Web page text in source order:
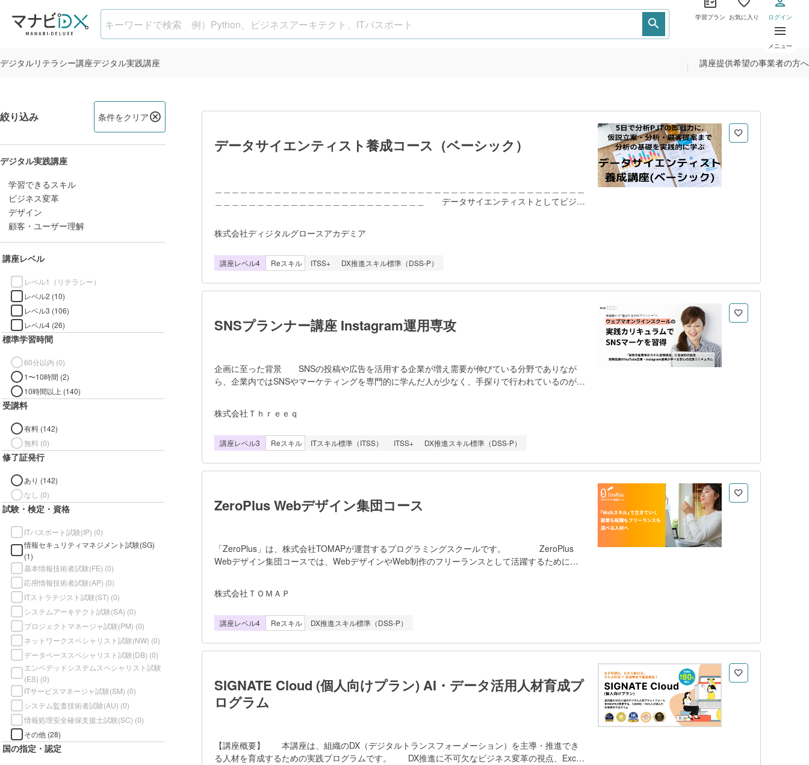
学習プラン お気に入り ログイン
メニュー
デジタルリテラシー講座デジタル実践講座 講座提供希望の事業者の方へ
デジタル実践講座
絞り込み 条件をクリア
デジタル実践講座
学習できるスキル
ビジネス変革
デザイン
顧客・ユーザー理解
講座レベル
レベル1（リテラシー）
レベル2 (10)
レベル3 (106)
レベル4 (26)
標準学習時間
60分以内 (0)
1〜10時間 (2)
10時間以上 (140)
受講料
有料 (142)
無料 (0)
修了証発行
あり (142)
なし (0)
試験・検定・資格
ITパスポート試験(IP) (0)
情報セキュリティマネジメント試験(SG)
(1)
基本情報技術者試験(FE) (0)
応用情報技術者試験(AP) (0)
ITストラテジスト試験(ST) (0)
システムアーキテクト試験(SA) (0)
プロジェクトマネージャ試験(PM) (0)
ネットワークスペシャリスト試験(NW) (0)
データベーススペシャリスト試験(DB) (0)
エンベデッドシステムスペシャリスト試験
(ES) (0)
ITサービスマネージャ試験(SM) (0)
システム監査技術者試験(AU) (0)
情報処理安全確保支援士試験(SC) (0)
その他 (28)
国の指定・認定
データサイエンティスト養成コース（ベーシック）
＿＿＿＿＿＿＿＿＿＿＿＿＿＿＿＿＿＿＿＿＿＿＿＿＿ データサイエンティストとしてビジネ
す。 ＿＿＿＿＿＿＿＿＿＿＿＿＿＿＿＿＿＿＿＿＿＿＿＿＿＿＿＿＿＿＿＿＿＿＿＿
＿＿＿＿＿＿＿＿＿＿＿＿＿＿＿＿＿＿＿＿＿＿＿＿＿＿＿＿＿＿＿＿＿
株式会社ディジタルグロースアカデミア
講座レベル4 Reスキル ITSS+ DX推進スキル標準（DSS-P）
SNSプランナー講座 Instagram運用専攻
企画に至った背景 SNSの投稿や広告を活用する企業が増え需要が伸びている分野でありなが
ら、企業内ではSNSやマーケティングを専門的に学んだ人が少なく、手探りで行われているのが現
運用するといった性質の業務分野であるため、マーケティングと各SNSの仕組み、分析の見方を体
系的に学んだ方がスムーズにうまくいく傾向にあります。 そこでオンラインでインストラクタ
を通して学ぶ機会を増やすべく本講座を開講しました。 フェーズ1 SNS全体の基礎 フェ
ーズ5 専攻コース・総括 （本番環境でアカウントを設計、投稿の計画、投稿物の作成、数値
株式会社Ｔｈｒｅｅｑ
講座レベル3 Reスキル ITスキル標準（ITSS） ITSS+ DX推進スキル標準（DSS-P）
ZeroPlus Webデザイン集団コース
「ZeroPlus」は、株式会社TOMAPが運営するプログラミングスクールです。 ZeroPlus
Webデザイン集団コースでは、WebデザインやWeb制作のフリーランスとして活躍するために必
題でのインプットと講義でのリアルタイムアウトプットを組み合わせた反転学習です。各講義の終
了後には復習課題があり、アウトプット内容を振り返ることで知識の定着を図ります。 独自の
り能動的に学び、講義中にはリアルタイムで講師から直接フィードバックを受け取ることができま
す。 4ヶ月の学習期間中、前半はHTML/CSS・JavaScriptでサイトを作りWordPress化す
株式会社ＴＯＭＡＰ
講座レベル4 Reスキル DX推進スキル標準（DSS-P）
SIGNATE Cloud (個人向けプラン) AI・データ活用人材育成プ
ログラム
【講座概要】 本講座は、組織のDX（デジタルトランスフォーメーション）を主導・推進でき
る人材を育成するための実践プログラムです。 DX推進に不可欠なビジネス変革の視点、Excel